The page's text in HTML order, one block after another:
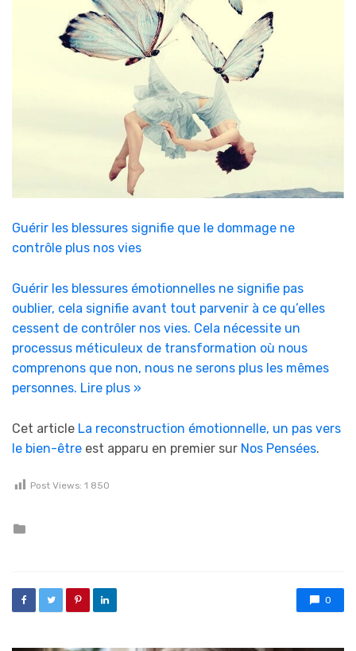
Guérir les blessures signifie que le dommage ne
contrôle plus nos vies
Guérir les blessures émotionnelles ne signifie pas
oublier, cela signifie avant tout parvenir à ce qu’elles
cessent de contrôler nos vies. Cela nécessite un
processus méticuleux de transformation où nous
comprenons que non, nous ne serons plus les mêmes
personnes. Lire plus »
Cet article La reconstruction émotionnelle, un pas vers
le bien-être est apparu en premier sur Nos Pensées.
Post Views: 1 850
0